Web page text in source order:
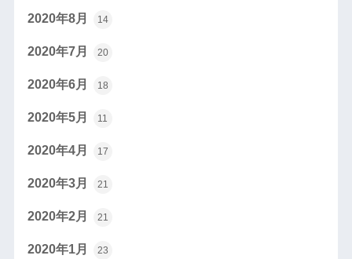
2020年8月 14
2020年7月 20
2020年6月 18
2020年5月 11
2020年4月 17
2020年3月 21
2020年2月 21
2020年1月 23